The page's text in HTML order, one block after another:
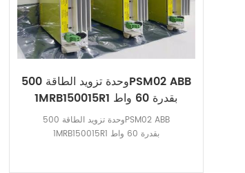
وحدة تزويد الطاقة 500PSM02 ABB
1MRB150015R1 بقدرة 60 واط
وحدة تزويد الطاقة 500PSM02 ABB
1MRB150015R1 بقدرة 60 واط